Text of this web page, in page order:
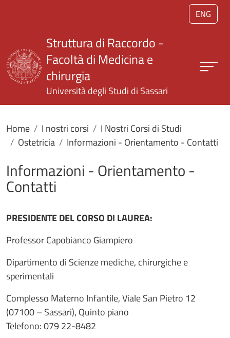
Salta al contenuto principale
ENG
Struttura di Raccordo -
Facoltà di Medicina e
chirurgia
Università degli Studi di Sassari
Home I nostri corsi
I Nostri Corsi di Studi
Ostetricia
Informazioni - Orientamento - Contatti
Informazioni - Orientamento -
Contatti
PRESIDENTE DEL CORSO DI LAUREA:
Professor Capobianco Giampiero
Dipartimento di Scienze mediche, chirurgiche e
sperimentali
Complesso Materno Infantile, Viale San Pietro 12
(07100 – Sassari), Quinto piano
Telefono: 079 22-8482